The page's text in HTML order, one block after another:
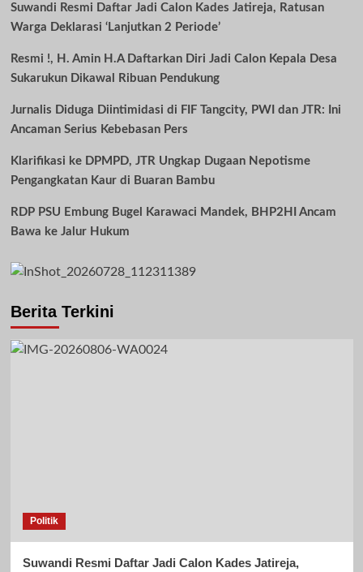
Suwandi Resmi Daftar Jadi Calon Kades Jatireja, Ratusan
Warga Deklarasi ‘Lanjutkan 2 Periode’
Resmi !, H. Amin H.A Daftarkan Diri Jadi Calon Kepala Desa
Sukarukun Dikawal Ribuan Pendukung
Jurnalis Diduga Diintimidasi di FIF Tangcity, PWI dan JTR: Ini
Ancaman Serius Kebebasan Pers
Klarifikasi ke DPMPD, JTR Ungkap Dugaan Nepotisme
Pengangkatan Kaur di Buaran Bambu
RDP PSU Embung Bugel Karawaci Mandek, BHP2HI Ancam
Bawa ke Jalur Hukum
Berita Terkini
Politik
Suwandi Resmi Daftar Jadi Calon Kades Jatireja,